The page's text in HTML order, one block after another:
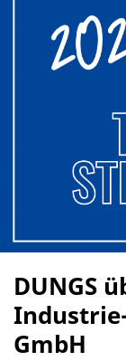
DUNGS
GmbH